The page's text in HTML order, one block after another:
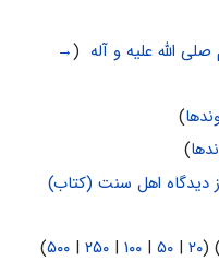
الله علیه و آله‏
(
→
)
)
ديدگاه اهل سنت (کتاب)‏
۲۰ | ۵۰ | ۱۰۰ | ۲۵۰ | ۵۰۰)